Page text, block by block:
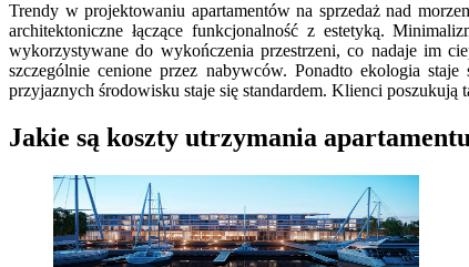
Trendy w projektowaniu apartamentów na sprzedaż nad
architektoniczne łączące funkcjonalność z estetyką.
wykorzystywane do wykończenia przestrzeni, co nadaje im
szczególnie cenione przez nabywców. Ponadto ekologia
przyjaznych środowisku staje się standardem. Klienci
Jakie są koszty utrzymania